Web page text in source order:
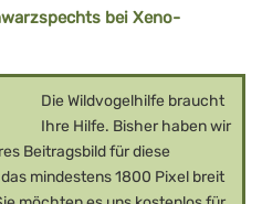
bei Xeno-
Die Wildvogelhilfe braucht
Ihre Hilfe. Bisher haben wir
Beitragsbild für diese
mindestens 1800 Pixel breit